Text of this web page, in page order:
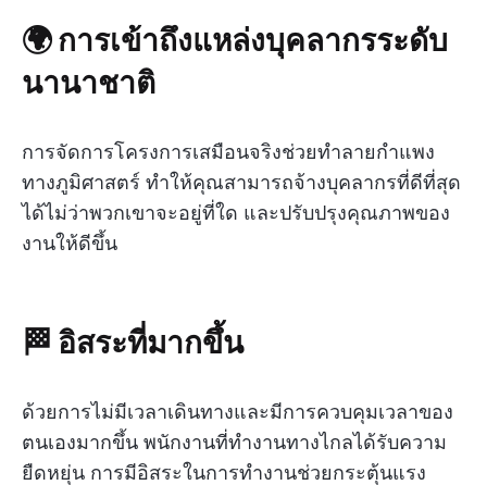
🌍 การเข้าถึงแหล่งบุคลากรระดับ
นานาชาติ
การจัดการโครงการเสมือนจริงช่วยทำลายกำแพง
ทางภูมิศาสตร์ ทำให้คุณสามารถจ้างบุคลากรที่ดีที่สุด
ได้ไม่ว่าพวกเขาจะอยู่ที่ใด และปรับปรุงคุณภาพของ
งานให้ดีขึ้น
🏁 อิสระที่มากขึ้น
ด้วยการไม่มีเวลาเดินทางและมีการควบคุมเวลาของ
ตนเองมากขึ้น พนักงานที่ทำงานทางไกลได้รับความ
ยืดหยุ่น การมีอิสระในการทำงานช่วยกระตุ้นแรง